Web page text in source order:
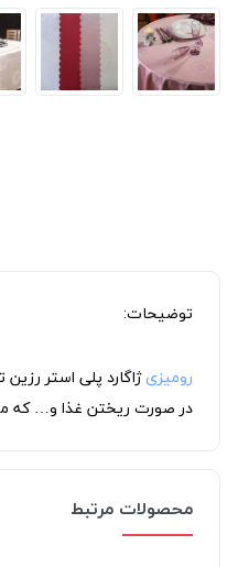
توضیحات:
رومیزیژاگارد پلی استر
در صورت ریختن غذا و… که
محصولات مرتبط